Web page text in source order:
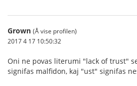
Grown (Å vise profilen)
2017 4 17 10:50:32
Oni ne povas literumi "lack of trust"
signifas malfidon, kaj "ust" signifas